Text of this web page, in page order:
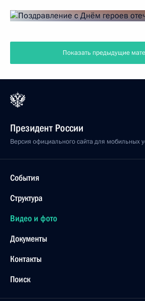
Показать предыдущие
Президент России
Версия официального сайта для мобильных
События
Структура
Видео и фото
Документы
Контакты
Поиск